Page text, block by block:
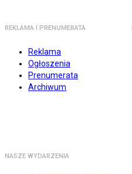
REKLAMA I PRENUMERATA
Reklama
Ogłoszenia
Prenumerata
Archiwum
NASZE WYDARZENIA